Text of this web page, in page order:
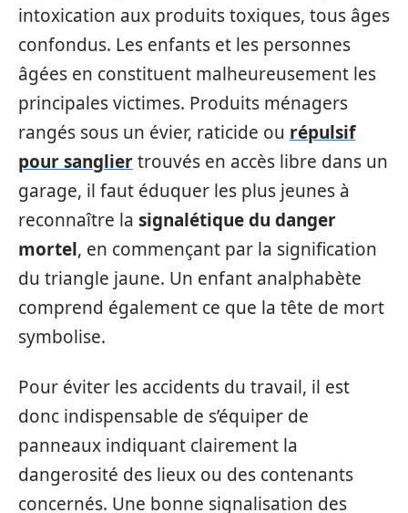
intoxication aux produits toxiques, tous âges
confondus. Les enfants et les personnes
âgées en constituent malheureusement les
principales victimes. Produits ménagers
rangés sous un évier, raticide ou répulsif
pour sangliertrouvés en accès libre dans un
garage, il faut éduquer les plus jeunes à
reconnaître la signalétique du danger
mortel, en commençant par la signification
du triangle jaune. Un enfant analphabète
comprend également ce que la tête de mort
symbolise.
Pour éviter les accidents du travail, il est
donc indispensable de s’équiper de
panneaux indiquant clairement la
dangerosité des lieux ou des contenants
concernés. Une bonne signalisation des